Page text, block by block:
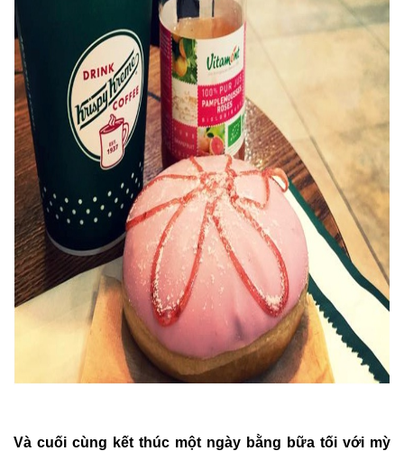
Và cuối cùng kết thúc một ngày bằng bữa tối với mỳ